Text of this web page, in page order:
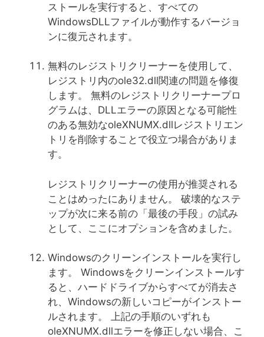
ストールを実行すると、すべての
WindowsDLLファイルが動作するバージョ
ンに復元されます。
無料のレジストリクリーナーを使用して、
レジストリ内のole32.dll関連の問題を修復
します。 無料のレジストリクリーナープロ
グラムは、DLLエラーの原因となる可能性
のある無効なoleXNUMX.dllレジストリエン
トリを削除することで役立つ場合がありま
す。
レジストリクリーナーの使用が推奨される
ことはめったにありません。 破壊的なステ
ップが次に来る前の「最後の手段」の試み
として、ここにオプションを含めました。
Windowsのクリーンインストールを実行し
ます。 Windowsをクリーンインストールす
ると、ハードドライブからすべてが消去さ
れ、Windowsの新しいコピーがインストー
ルされます。 上記の手順のいずれも
oleXNUMX.dllエラーを修正しない場合、こ